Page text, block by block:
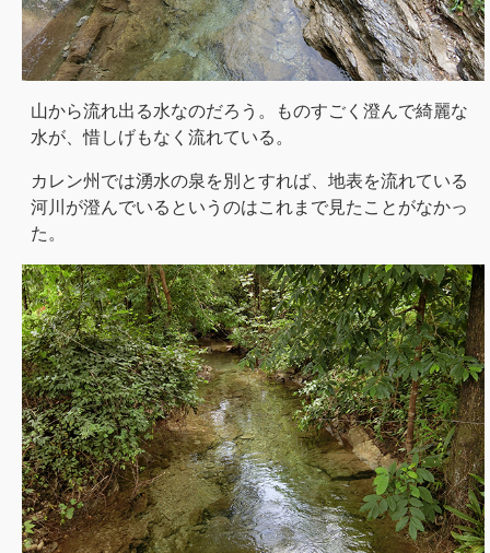
山から流れ出る水なのだろう。ものすごく澄んで綺麗な
水が、惜しげもなく流れている。
カレン州では湧水の泉を別とすれば、地表を流れている
河川が澄んでいるというのはこれまで見たことがなかっ
た。